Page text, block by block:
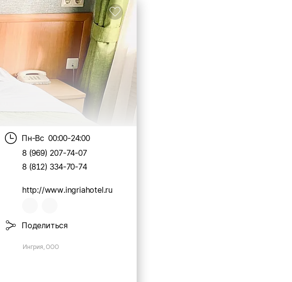
Пн-Вс 00:00-24:00
8 (969) 207-74-07
8 (812) 334-70-74
http://www.ingriahotel.ru
Поделиться
Ингрия, ООО